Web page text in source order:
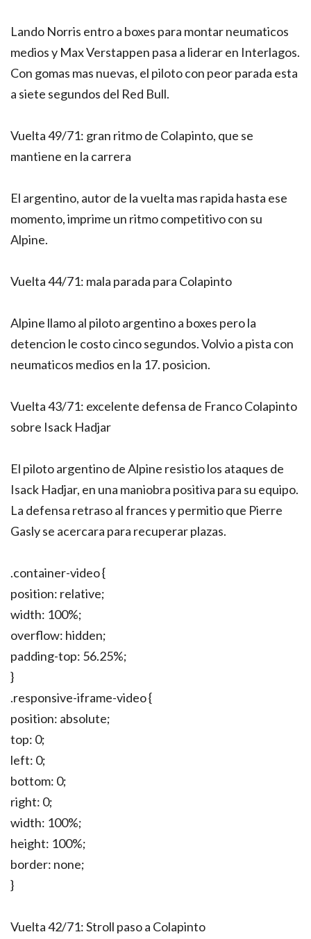
Lando Norris entro a boxes para montar neumaticos
medios y Max Verstappen pasa a liderar en Interlagos.
Con gomas mas nuevas, el piloto con peor parada esta
a siete segundos del Red Bull.
Vuelta 49/71: gran ritmo de Colapinto, que se
mantiene en la carrera
El argentino, autor de la vuelta mas rapida hasta ese
momento, imprime un ritmo competitivo con su
Alpine.
Vuelta 44/71: mala parada para Colapinto
Alpine llamo al piloto argentino a boxes pero la
detencion le costo cinco segundos. Volvio a pista con
neumaticos medios en la 17. posicion.
Vuelta 43/71: excelente defensa de Franco Colapinto
sobre Isack Hadjar
El piloto argentino de Alpine resistio los ataques de
Isack Hadjar, en una maniobra positiva para su equipo.
La defensa retraso al frances y permitio que Pierre
Gasly se acercara para recuperar plazas.
.container-video {
position: relative;
width: 100%;
overflow: hidden;
padding-top: 56.25%;
}
.responsive-iframe-video {
position: absolute;
top: 0;
left: 0;
bottom: 0;
right: 0;
width: 100%;
height: 100%;
border: none;
}
Vuelta 42/71: Stroll paso a Colapinto